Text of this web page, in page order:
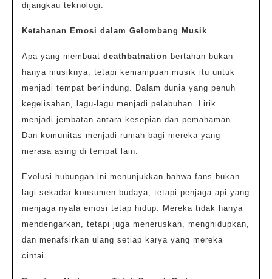
dijangkau teknologi.
Ketahanan Emosi dalam Gelombang Musik
Apa yang membuat deathbatnation bertahan bukan
hanya musiknya, tetapi kemampuan musik itu untuk
menjadi tempat berlindung. Dalam dunia yang penuh
kegelisahan, lagu-lagu menjadi pelabuhan. Lirik
menjadi jembatan antara kesepian dan pemahaman.
Dan komunitas menjadi rumah bagi mereka yang
merasa asing di tempat lain.
Evolusi hubungan ini menunjukkan bahwa fans bukan
lagi sekadar konsumen budaya, tetapi penjaga api yang
menjaga nyala emosi tetap hidup. Mereka tidak hanya
mendengarkan, tetapi juga meneruskan, menghidupkan,
dan menafsirkan ulang setiap karya yang mereka
cintai.